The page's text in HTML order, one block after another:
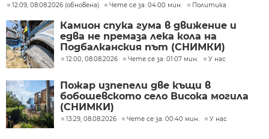
12:09, 08.08.2026 (обновена) Чете се за: 04:00 мин. Политика
Камион спука гума в движение и
едва не премаза лека кола на
Подбалканския път (СНИМКИ)
12:00, 08.08.2026 Чете се за: 01:07 мин. У нас
Пожар изпепели две къщи в
бобошевското село Висока могила
(СНИМКИ)
13:29, 08.08.2026 Чете се за: 00:40 мин. У нас